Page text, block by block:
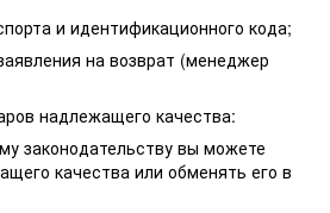
и идентификационного кода;
на возврат (менеджер
надлежащего качества:
законодательству вы можете
качества или обменять его в